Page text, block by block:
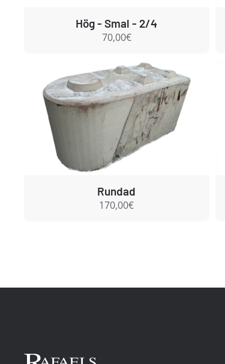
Hög - Smal - 2/4
70,00€
Rundad
170,00€